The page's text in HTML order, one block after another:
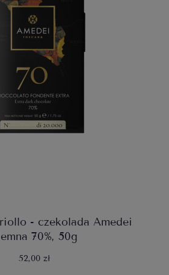
- czekolada Amedei
70%, 50g
52,00 zł